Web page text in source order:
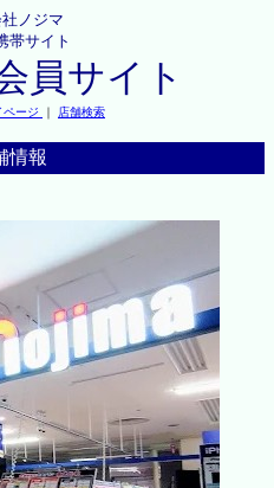
ノジマ
帯サイト
員サイト
ページ ｜ 店舗検索
情報